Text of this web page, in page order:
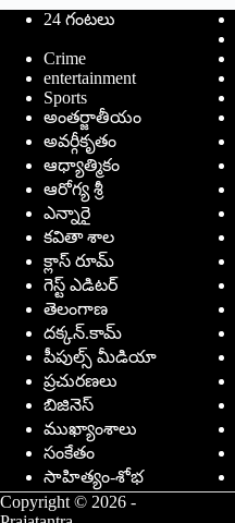
24 గంటలు
Crime
entertainment
Sports
అంతర్జాతీయం
అవర్గీకృతం
ఆధ్యాత్మికం
ఆరోగ్య శ్రీ
ఎన్నారై
కవితా శాల
క్లాస్ రూమ్
గెస్ట్ ఎడిటర్
తెలంగాణ
దక్కన్.కామ్
పీపుల్స్ ‌మీడియా
ప్రచురణలు
బిజినెస్
ముఖ్యాంశాలు
సంకేతం
సాహిత్యం-శోభ
Copyright © 2026 -